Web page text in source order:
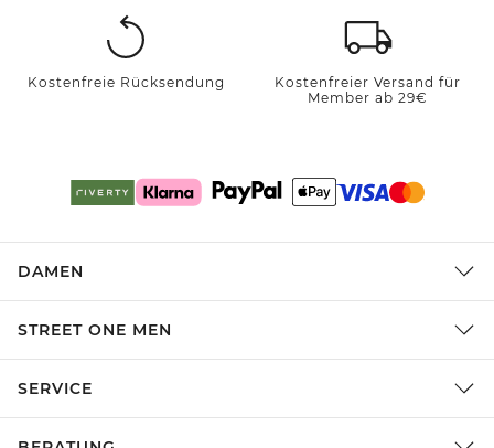
Kostenfreie Rücksendung
Kostenfreier Versand für
Member ab 29€
DAMEN
STREET ONE MEN
SERVICE